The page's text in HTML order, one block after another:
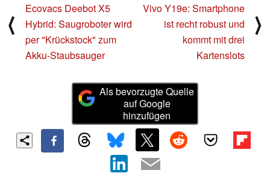
⟨
Ecovacs Deebot X5
Hybrid: Saugroboter wird
per "Krückstock" zum
Akku-Staubsauger
Vivo Y19e: Smartphone
ist recht robust und
kommt mit drei
Kartenslots
⟩
Als bevorzugte Quelle
auf Google
hinzufügen